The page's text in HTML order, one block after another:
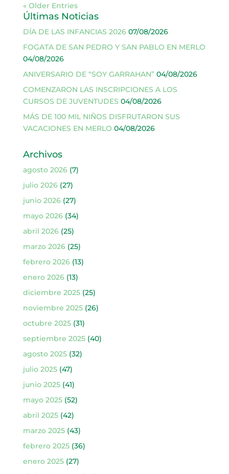
« Older Entries
Últimas Noticias
DÍA DE LAS INFANCIAS 2026 07/08/2026
FOGATA DE SAN PEDRO Y SAN PABLO EN MERLO
04/08/2026
ANIVERSARIO DE “SOY GARRAHAN” 04/08/2026
COMENZARON LAS INSCRIPCIONES A LOS
CURSOS DE JUVENTUDES 04/08/2026
MÁS DE 100 MIL NIÑOS DISFRUTARON SUS
VACACIONES EN MERLO 04/08/2026
Archivos
agosto 2026(7)
julio 2026(27)
junio 2026(27)
mayo 2026(34)
abril 2026(25)
marzo 2026(25)
febrero 2026(13)
enero 2026(13)
diciembre 2025(25)
noviembre 2025(26)
octubre 2025(31)
septiembre 2025(40)
agosto 2025(32)
julio 2025(47)
junio 2025(41)
mayo 2025(52)
abril 2025(42)
marzo 2025(43)
febrero 2025(36)
enero 2025(27)